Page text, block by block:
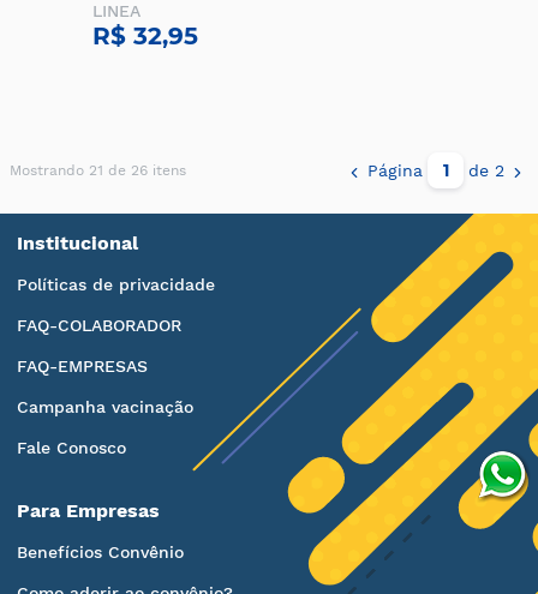
LINEA
R$ 32,95
Mostrando 21 de 26 itens Página de 2
Institucional
Políticas de privacidade
FAQ-COLABORADOR
FAQ-EMPRESAS
Campanha vacinação
Fale Conosco
Para Empresas
Benefícios Convênio